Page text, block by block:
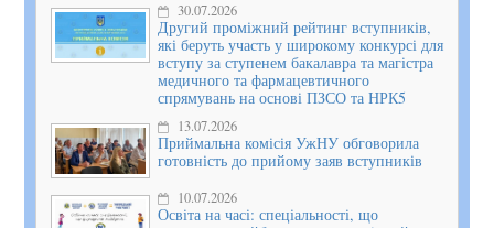
30.07.2026
Другий проміжний рейтинг вступників,
які беруть участь у широкому конкурсі для
вступу за ступенем бакалавра та магістра
медичного та фармацевтичного
спрямувань на основі ПЗСО та НРК5
13.07.2026
Приймальна комісія УжНУ обговорила
готовність до прийому заяв вступників
10.07.2026
Освіта на часі: спеціальності, що